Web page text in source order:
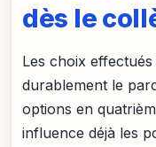
dès le
Les choix
durablement le
options en
influence déjà les